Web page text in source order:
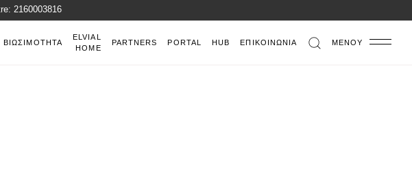
2160003816
GR
ΒΙΩΣΙΜΟΤΗΤΑ
ELVIAL
HOME
PARTNERS PORTAL HUB ΕΠΙΚΟΙΝΩΝΊΑ ΜΕΝΟΎ